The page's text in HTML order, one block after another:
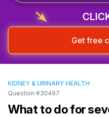
Get free
KIDNEY & URINARY HEALTH
Question #30497
What to do for